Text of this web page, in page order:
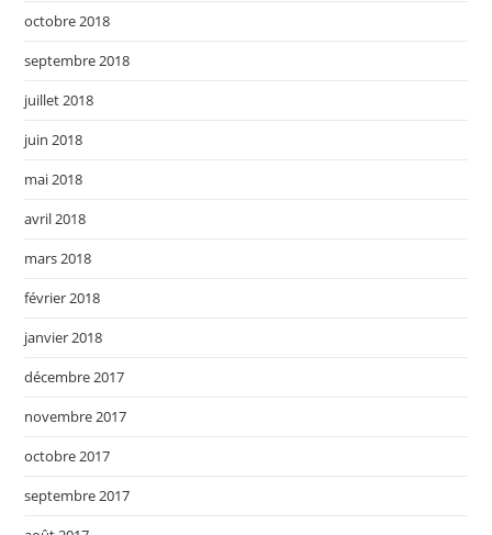
octobre 2018
septembre 2018
juillet 2018
juin 2018
mai 2018
avril 2018
mars 2018
février 2018
janvier 2018
décembre 2017
novembre 2017
octobre 2017
septembre 2017